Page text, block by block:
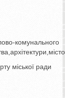
комунального
міської ради